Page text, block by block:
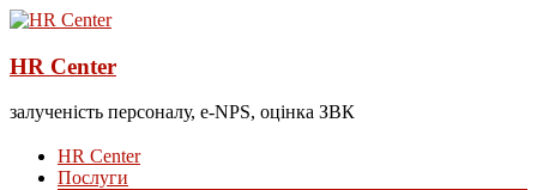
HR Center
залученість персоналу, e-NPS, оцінка ЗВК
HR Center
Послуги